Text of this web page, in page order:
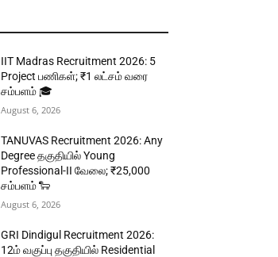
IIT Madras Recruitment 2026: 5
Project பணிகள்; ₹1 லட்சம் வரை
சம்பளம் 🎓
August 6, 2026
TANUVAS Recruitment 2026: Any
Degree தகுதியில் Young
Professional-II வேலை; ₹25,000
சம்பளம் 🐑
August 6, 2026
GRI Dindigul Recruitment 2026:
12ம் வகுப்பு தகுதியில் Residential